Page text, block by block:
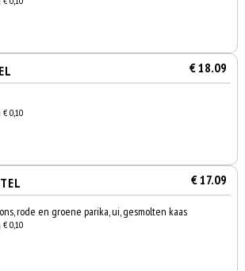
€ 18.09
€ 0,10
€ 17.09
rode en groene parika, ui, gesmolten kaas
€ 0,10